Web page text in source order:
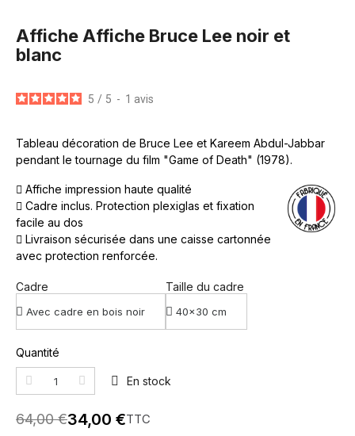
Affiche Affiche Bruce Lee noir et
blanc
5 / 5 - 1 avis
Tableau décoration de Bruce Lee et Kareem Abdul-Jabbar
pendant le tournage du film "Game of Death" (1978).
Affiche impression haute qualité
Cadre inclus. Protection plexiglas et fixation
facile au dos
Livraison sécurisée dans une caisse cartonnée
avec protection renforcée.
Cadre Taille du cadre
Quantité
En stock
64,00 €34,00 €TTC